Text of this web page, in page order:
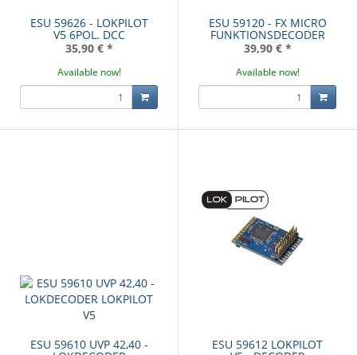
ESU 59626 - LOKPILOT
V5 6POL. DCC
35,90 € *
Available now!
ESU 59120 - FX MICRO
FUNKTIONSDECODER
39,90 € *
Available now!
ESU 59610 UVP 42,40 - ESU 59612 LOKPILOT